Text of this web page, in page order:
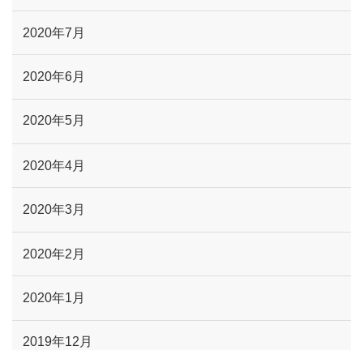
2020年7月
2020年6月
2020年5月
2020年4月
2020年3月
2020年2月
2020年1月
2019年12月